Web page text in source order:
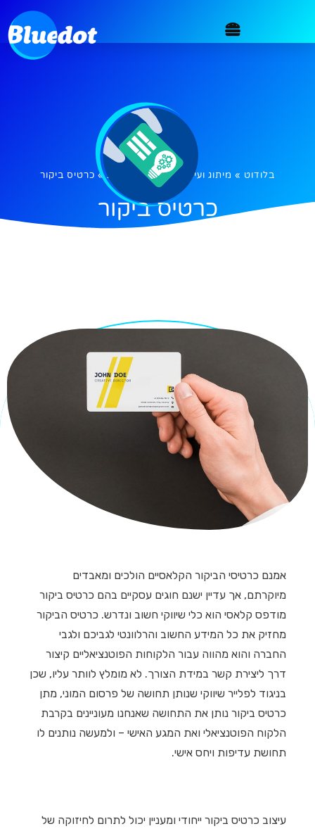
בלודוט » מיתוג ועיצוב »מיתוג ותדמית» כרטיס ביקור
כרטיס ביקור
אמנם כרטיסי הביקור הקלאסיים הולכים ומאבדים
מיוקרתם, אך עדיין ישנם חוגים עסקיים בהם כרטיס ביקור
מודפס קלאסי הוא כלי שיווקי חשוב ונדרש. כרטיס הביקור
מחזיק את כל המידע החשוב והרלוונטי לגביכם ולגבי
החברה והוא מהווה עבור הלקוחות הפוטנציאליים קיצור
דרך ליצירת קשר במידת הצורך. לא מומלץ לוותר עליו, שכן
בניגוד לפלייר שיווקי שנותן תחושה של פרסום המוני, מתן
כרטיס ביקור נותן את התחושה שאנחנו מעוניינים בקרבת
הלקוח הפוטנציאלי ואת המגע האישי – ולמעשה נותנים לו
תחושת עדיפות ויחס אישי.
עיצוב כרטיס ביקור ייחודי ומעניין יכול לתרום לחיזוקה של